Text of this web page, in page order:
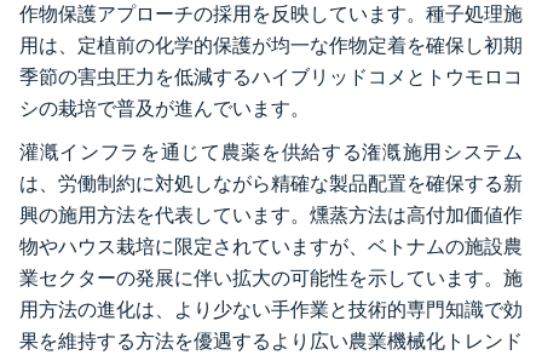
作物保護アプローチの採用を反映しています。種子処理施
用は、定植前の化学的保護が均一な作物定着を確保し初期
季節の害虫圧力を低減するハイブリッドコメとトウモロコ
シの栽培で普及が進んでいます。
灌漑インフラを通じて農薬を供給する潅漑施用システム
は、労働制約に対処しながら精確な製品配置を確保する新
興の施用方法を代表しています。燻蒸方法は高付加価値作
物やハウス栽培に限定されていますが、ベトナムの施設農
業セクターの発展に伴い拡大の可能性を示しています。施
用方法の進化は、より少ない手作業と技術的専門知識で効
果を維持する方法を優遇するより広い農業機械化トレンド